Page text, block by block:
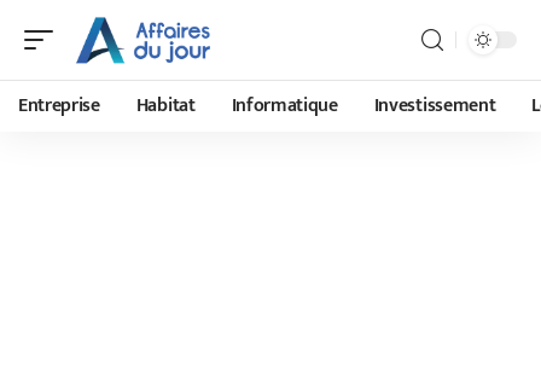
Entreprise Habitat Informatique Investissement